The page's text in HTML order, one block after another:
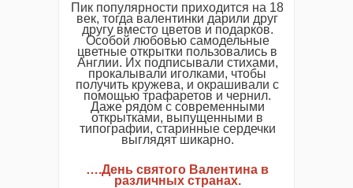
Пик популярности приходится на 18
век, тогда валентинки дарили друг
другу вместо цветов и подарков.
Особой любовью самодельные
цветные открытки пользовались в
Англии. Их подписывали стихами,
прокалывали иголками, чтобы
получить кружева, и окрашивали с
помощью трафаретов и чернил.
Даже рядом с современными
открытками, выпущенными в
типографии, старинные сердечки
выглядят шикарно.
….День святого Валентина в
различных странах.